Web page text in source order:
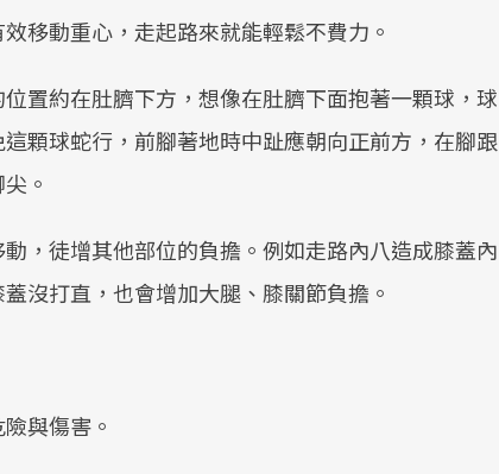
移動重心，走起路來就能輕鬆不費力。
置約在肚臍下方，想像在肚臍下面抱著一顆球，球
顆球蛇行，前腳著地時中趾應朝向正前方，在腳跟
。
，徒增其他部位的負擔。例如走路內八造成膝蓋內
沒打直，也會增加大腿、膝關節負擔。
與傷害。